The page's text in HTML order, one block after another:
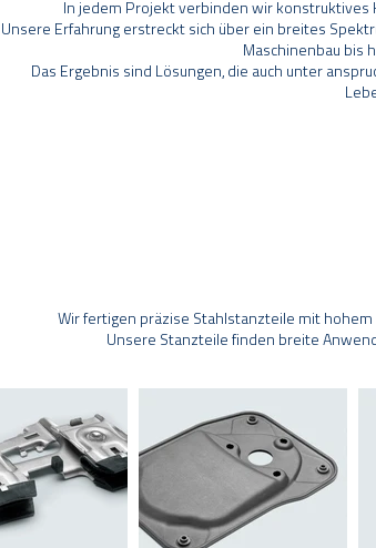
In jedem Projekt verbinden wir konstruktives
Unsere Erfahrung erstreckt sich über ein breites
Maschinenbau bis
Das Ergebnis sind Lösungen, die auch unter
Wir fertigen präzise Stahlstanzteile mit hohem
Unsere Stanzteile finden breite